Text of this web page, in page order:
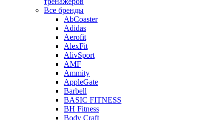
Все бренды
AbCoaster
Adidas
Aerofit
AlexFit
AlivSport
AMF
Ammity
AppleGate
Barbell
BASIC FITNESS
BH Fitness
Body Craft